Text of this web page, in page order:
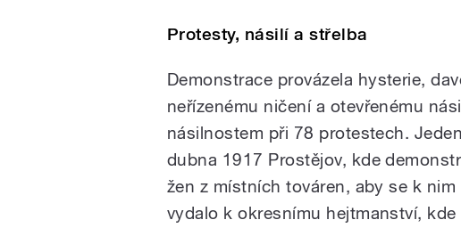
Protesty, násilí a střelba
Demonstrace provázela hysterie,
neřízenému ničení a otevřenému
násilnostem při 78 protestech.
dubna 1917 Prostějov, kde
žen z místních továren, aby se k
vydalo k okresnímu hejtmanství,